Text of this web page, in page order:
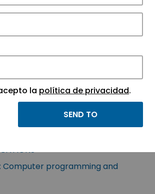
companies that drive
parks.
TEKNEI IT, S.L.
Computer programming and
la política de privacidad.